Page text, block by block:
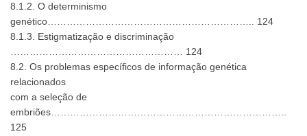
8.1.2. O determinismo
genético……………………………………………………….. 124
8.1.3. Estigmatização e discriminação
……………………………………………… 124
8.2. Os problemas específicos de informação genética
relacionados
com a seleção de
embriões………………………………………………………………..
125